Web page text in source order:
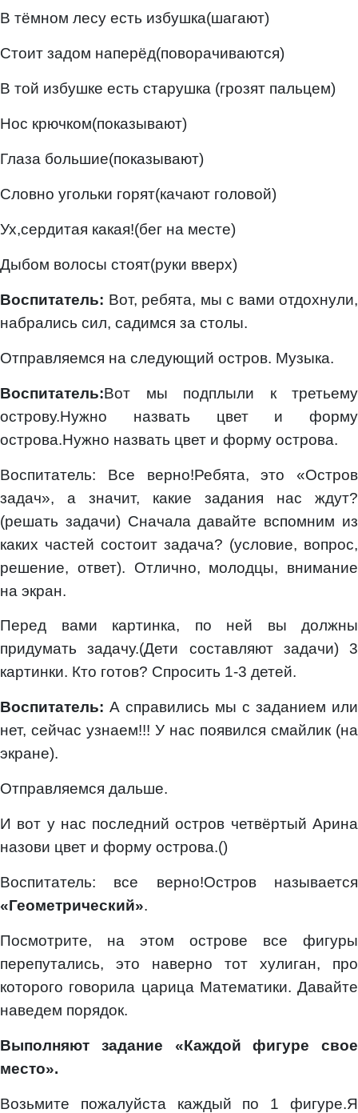
В тёмном лесу есть избушка(шагают)
Стоит задом наперёд(поворачиваются)
В той избушке есть старушка (грозят пальцем)
Нос крючком(показывают)
Глаза большие(показывают)
Словно угольки горят(качают головой)
Ух,сердитая какая!(бег на месте)
Дыбом волосы стоят(руки вверх)
Воспитатель: Вот, ребята, мы с вами отдохнули,
набрались сил, садимся за столы.
Отправляемся на следующий остров. Музыка.
Воспитатель:Вот мы подплыли к третьему
острову.Нужно назвать цвет и форму
острова.Нужно назвать цвет и форму острова.
Воспитатель: Все верно!Ребята, это «Остров
задач», а значит, какие задания нас ждут?
(решать задачи) Сначала давайте вспомним из
каких частей состоит задача? (условие, вопрос,
решение, ответ). Отлично, молодцы, внимание
на экран.
Перед вами картинка, по ней вы должны
придумать задачу.(Дети составляют задачи) 3
картинки. Кто готов? Спросить 1-3 детей.
Воспитатель: А справились мы с заданием или
нет, сейчас узнаем!!! У нас появился смайлик (на
экране).
Отправляемся дальше.
И вот у нас последний остров четвёртый Арина
назови цвет и форму острова.()
Воспитатель: все верно!Остров называется
«Геометрический».
Посмотрите, на этом острове все фигуры
перепутались, это наверно тот хулиган, про
которого говорила царица Математики. Давайте
наведем порядок.
Выполняют задание «Каждой фигуре свое
место».
Возьмите пожалуйста каждый по 1 фигуре.Я